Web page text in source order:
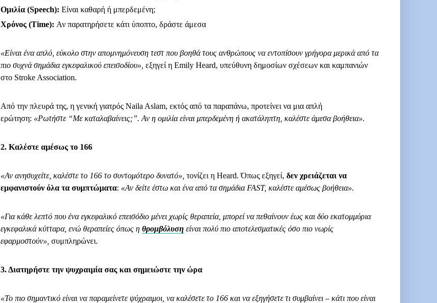
Ομιλία (Speech): Είναι καθαρή ή μπερδεμένη;
Χρόνος (Time): Αν παρατηρήσετε κάτι ύποπτο, δράστε άμεσα
«Είναι ένα απλό, εύκολο στην απομνημόνευση τεστ που βοηθά τους ανθρώπους να εντοπίσουν γρήγορα μερικά από τα
πιο συχνά σημάδια εγκεφαλικού επεισοδίου», εξηγεί η Emily Heard, υπεύθυνη δημοσίων σχέσεων και καμπανιών
στο Stroke Association.
Από την πλευρά της, η γενική γιατρός Naila Aslam, εκτός από τα παραπάνω, προτείνει να μια απλή
ερώτηση: «Ρωτήστε “Με καταλαβαίνεις;”. Αν η ομιλία είναι μπερδεμένη ή ακατάληπτη, καλέστε άμεσα βοήθεια».
2. Καλέστε αμέσως το 166
«Αν ανησυχείτε, καλέστε το 166 το συντομότερο δυνατό», τονίζει η Heard. Όπως εξηγεί, δεν χρειάζεται να
εμφανιστούν όλα τα συμπτώματα: «Αν δείτε έστω και ένα από τα σημάδια FAST, καλέστε αμέσως βοήθεια».
«Για κάθε λεπτό που ένα εγκεφαλικό επεισόδιο μένει χωρίς θεραπεία, μπορεί να πεθαίνουν έως και δύο εκατομμύρια
εγκεφαλικά κύτταρα, ενώ θεραπείες όπως η θρομβόλυση είναι πολύ πιο αποτελεσματικές όσο πιο νωρίς
εφαρμοστούν», συμπληρώνει.
3. Διατηρήστε την ψυχραιμία σας και σημειώστε την ώρα
«Το πιο σημαντικό είναι να παραμείνετε ψύχραιμοι, να καλέσετε το 166 και να εξηγήσετε τι συμβαίνει – κάτι που είναι